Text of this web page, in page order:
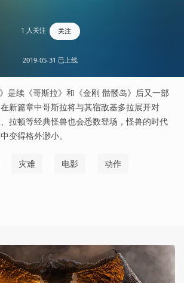
1 人关注 关注
2019-05-31 已上线
是续《哥斯拉》和《金刚 骷髅岛》后又一部
新篇章中哥斯拉将与其宿敌基多拉展开对
拉顿等经典怪兽也会悉数登场，怪兽的时代
变得格外渺小。
灾难 电影 动作